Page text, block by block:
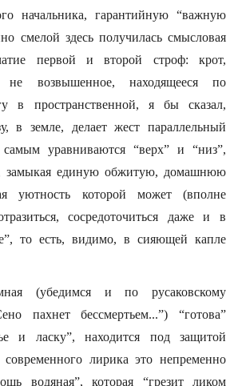
начальника, гарантийную “важную
смелой здесь получилась смысловая
первой и второй строф: крот,
не возвышенное, находящееся по
в пространственной, я бы сказал,
в земле, делает жест параллельный
уравниваются “верх” и “низ”,
замыкая единую обжитую, домашнюю
уютность которой может (вполне
сосредоточиться даже и в
то есть, видимо, в сияющей капле
(убедимся и по русаковскому
пахнет бессмертьем...”) “готова”
и ласку”, находится под защитой
лирика это непременно
водяная”, которая “грезит ликом